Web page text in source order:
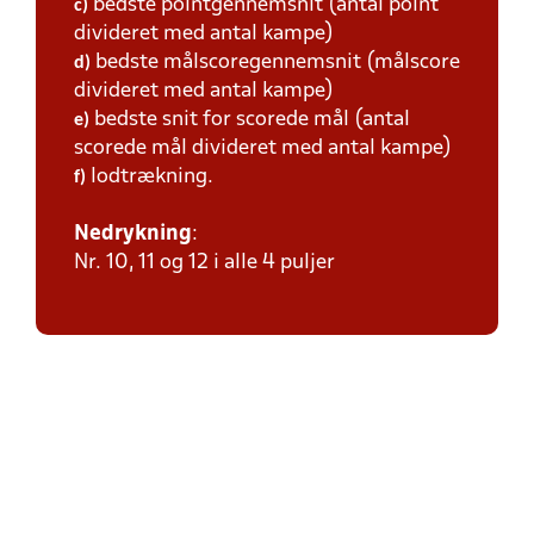
c) bedste pointgennemsnit (antal point
divideret med antal kampe)
d) bedste målscoregennemsnit (målscore
divideret med antal kampe)
e) bedste snit for scorede mål (antal
scorede mål divideret med antal kampe)
f) lodtrækning.
Nedrykning:
Nr. 10, 11 og 12 i alle 4 puljer